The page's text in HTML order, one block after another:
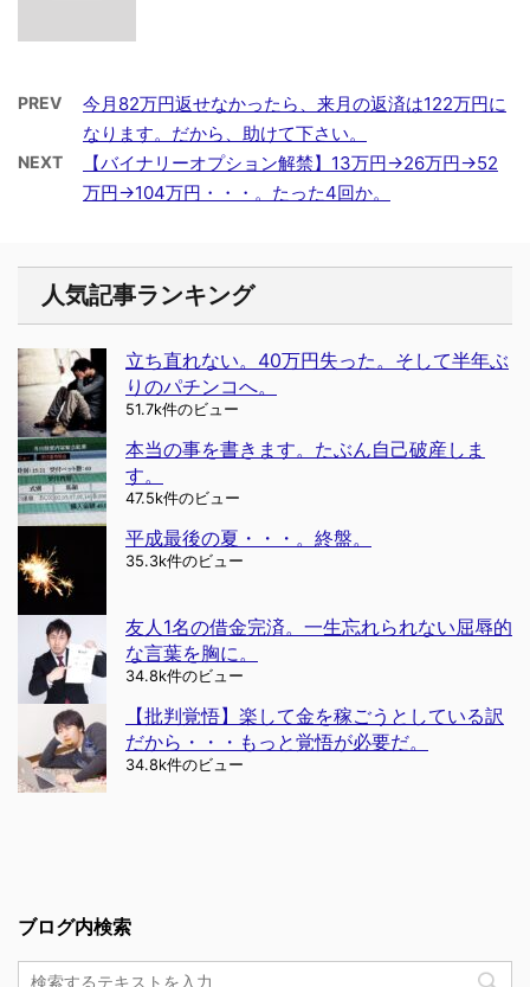
PREV
今月82万円返せなかったら、来月の返済は122万円に
なります。だから、助けて下さい。
NEXT
【バイナリーオプション解禁】13万円→26万円→52
万円→104万円・・・。たった4回か。
人気記事ランキング
立ち直れない。40万円失った。そして半年ぶ
りのパチンコへ。
51.7k件のビュー
本当の事を書きます。たぶん自己破産しま
す。
47.5k件のビュー
平成最後の夏・・・。終盤。
35.3k件のビュー
友人1名の借金完済。一生忘れられない屈辱的
な言葉を胸に。
34.8k件のビュー
【批判覚悟】楽して金を稼ごうとしている訳
だから・・・もっと覚悟が必要だ。
34.8k件のビュー
ブログ内検索